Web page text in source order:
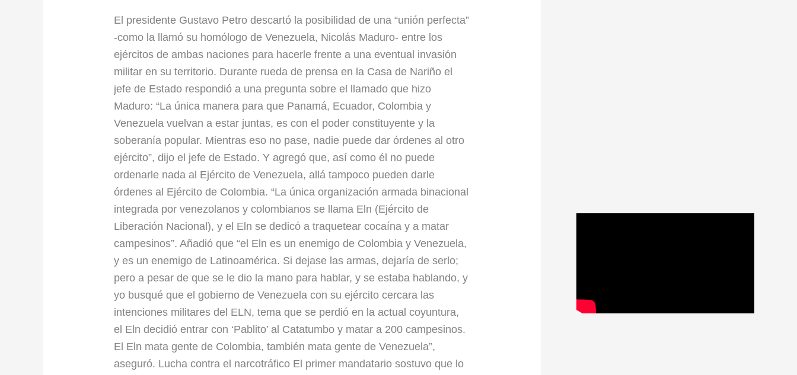
El presidente Gustavo Petro descartó la posibilidad de una “unión perfecta”
-como la llamó su homólogo de Venezuela, Nicolás Maduro- entre los
ejércitos de ambas naciones para hacerle frente a una eventual invasión
militar en su territorio. Durante rueda de prensa en la Casa de Nariño el
jefe de Estado respondió a una pregunta sobre el llamado que hizo
Maduro: “La única manera para que Panamá, Ecuador, Colombia y
Venezuela vuelvan a estar juntas, es con el poder constituyente y la
soberanía popular. Mientras eso no pase, nadie puede dar órdenes al otro
ejército”, dijo el jefe de Estado. Y agregó que, así como él no puede
ordenarle nada al Ejército de Venezuela, allá tampoco pueden darle
órdenes al Ejército de Colombia. “La única organización armada binacional
integrada por venezolanos y colombianos se llama Eln (Ejército de
Liberación Nacional), y el Eln se dedicó a traquetear cocaína y a matar
campesinos”. Añadió que “el Eln es un enemigo de Colombia y Venezuela,
y es un enemigo de Latinoamérica. Si dejase las armas, dejaría de serlo;
pero a pesar de que se le dio la mano para hablar, y se estaba hablando, y
yo busqué que el gobierno de Venezuela con su ejército cercara las
intenciones militares del ELN, tema que se perdió en la actual coyuntura,
el Eln decidió entrar con ‘Pablito’ al Catatumbo y matar a 200 campesinos.
El Eln mata gente de Colombia, también mata gente de Venezuela”,
aseguró. Lucha contra el narcotráfico El primer mandatario sostuvo que lo
armada
enemiga
de
Colombia
y
Venezuela”:
presidente
Petro